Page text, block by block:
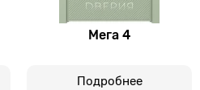
Мега 4
Подробнее